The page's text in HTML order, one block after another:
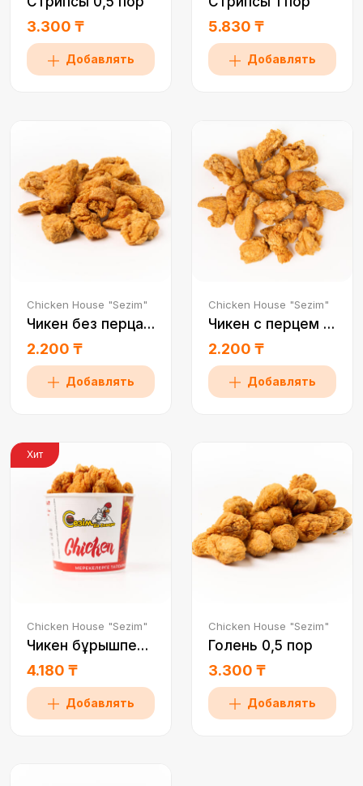
3.300 ₸
Добавлять
5.830 ₸
Добавлять
Chicken House "Sezim"
Чикен без перца 0,5
2.200 ₸
Добавлять
Chicken House "Sezim"
Чикен с перцем 0,5 пор
2.200 ₸
Добавлять
Хит
Chicken House "Sezim"
Чикен бұрышпен 1 порция
4.180 ₸
Добавлять
Chicken House "Sezim"
Голень 0,5 пор
3.300 ₸
Добавлять